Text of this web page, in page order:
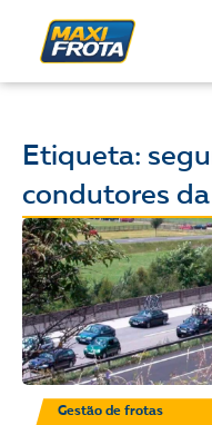
Etiqueta:
condutores
Gestão de frotas